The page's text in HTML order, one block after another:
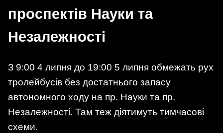
проспектів Науки та
Незалежності
З 9:00 4 липня до 19:00 5 липня обмежать рух
тролейбусів без достатнього запасу
автономного ходу на пр. Науки та пр.
Незалежності. Там теж діятимуть тимчасові
схеми.